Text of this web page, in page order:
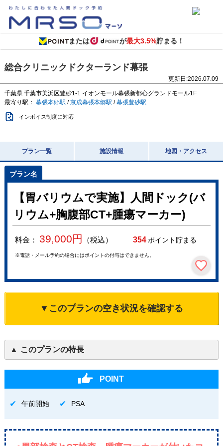
または が最大3.5%貯まる！
総合クリニックドクターランド幕張
更新日:2026.07.09
千葉県 千葉市美浜区豊砂1-1 イオンモール幕張新都心グランドモール1F
最寄り駅： 幕張本郷駅 /京成幕張本郷駅 /幕張豊砂駅
インボイス制度に対応
プラン一覧 施設情報 地図・アクセス
【胃バリウムで実施】人間ドック(バ
リウム+胸腹部CT+腫瘍マーカー)
料金： 39,000円 （税込） 354ポイント貯まる
※電話・メール予約の場合にはポイントの付与はできません。
▼このプランの空き状況を確認する
このプランの特長
POINT
午前開始 PSA